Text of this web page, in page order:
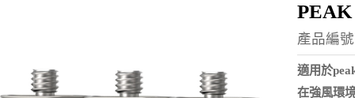
PEAK
產品編
適用於
在強風環